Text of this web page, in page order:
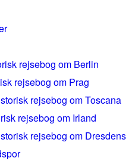
rejsebog om Berlin
rejsebog om Prag
rejsebog om Toscana
rejsebog om Irland
rejsebog om Dresdens